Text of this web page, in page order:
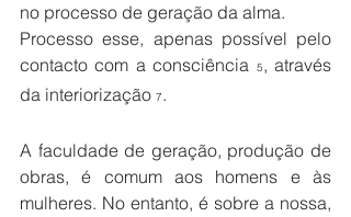
no processo de geração da alma.
Processo esse, apenas possível pelo
contacto com a consciência 5, através
da interiorização 7.
A faculdade de geração, produção de
obras, é comum aos homens e às
mulheres. No entanto, é sobre a nossa,